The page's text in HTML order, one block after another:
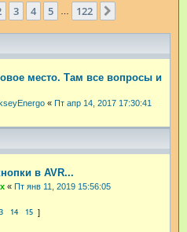
из 122
3 4 5 122
место. Там все вопросы и
« Пт апр 14, 2017 17:30:41
в AVR...
« Пт янв 11, 2019 15:56:05
14 15